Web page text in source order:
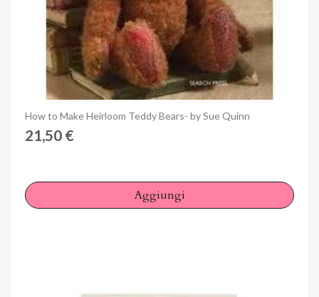
Anteprima
How to Make Heirloom Teddy Bears- by Sue Quinn
21,50 €
Aggiungi